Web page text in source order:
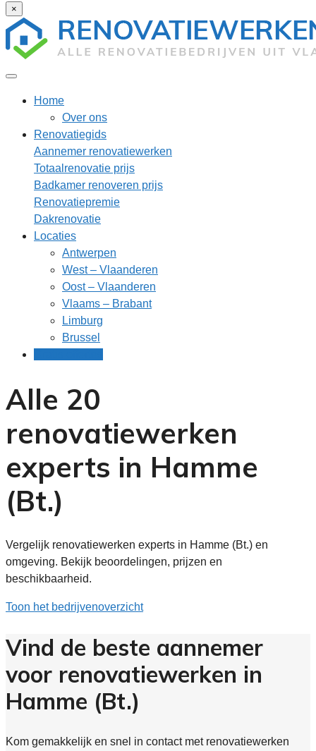
×
Home
Over ons
Renovatiegids
Aannemer renovatiewerken
Totaalrenovatie prijs
Badkamer renoveren prijs
Renovatiepremie
Dakrenovatie
Locaties
Antwerpen
West – Vlaanderen
Oost – Vlaanderen
Vlaams – Brabant
Limburg
Brussel
Alle 20
renovatiewerken
experts in Hamme
(Bt.)
Vergelijk renovatiewerken experts in Hamme (Bt.) en
omgeving. Bekijk beoordelingen, prijzen en
beschikbaarheid.
Toon het bedrijvenoverzicht
Vind de beste aannemer
voor renovatiewerken in
Hamme (Bt.)
Kom gemakkelijk en snel in contact met renovatiewerken